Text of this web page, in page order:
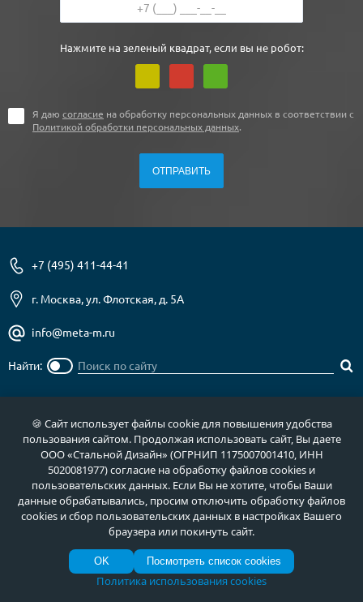
Нажмите на зеленый квадрат, если вы не робот:
Я даю согласие на обработку персональных данных в соответствии с
Политикой обработки персональных данных.
+7 (495) 411-44-41
г. Москва, ул. Флотская, д. 5А
info@meta-m.ru
Найти:
О нас
Отзывы
Полезное
Новости
Услуги
Как купить
Документы
Фото продукции
Гарантии и возврат
Двери в дом
🍪 Сайт использует файлы cookie для повышения удобства
пользования сайтом. Продолжая использовать сайт, Вы даете
ООО «Стальной Дизайн» (ОГРНИП 1175007001410, ИНН
5020081977) согласие на обработку файлов cookies и
пользовательских данных. Если Вы не хотите, чтобы Ваши
данные обрабатывались, просим отключить обработку файлов
cookies и сбор пользовательских данных в настройках Вашего
браузера или покинуть сайт.
OK Посмотреть список cookies
Политика использования cookies